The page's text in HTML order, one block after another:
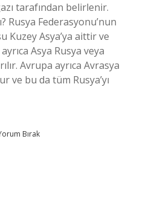
tarafından belirlenir.
Rusya Federasyonu’nun
Kuzey Asya’ya aittir ve
Asya Rusya veya
Avrupa ayrıca Avrasya
ve bu da tüm Rusya’yı
Bırak